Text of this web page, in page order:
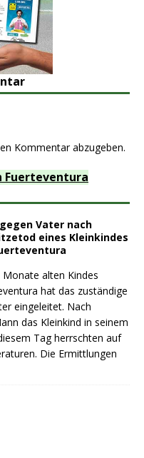
Kommentar abzugeben.
Fuerteventura
Vater nach
eines Kleinkindes
alten Kindes
hat das zuständige
eingeleitet. Nach
das Kleinkind in seinem
Tag herrschten auf
Die Ermittlungen